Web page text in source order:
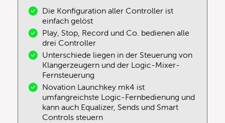
Die Konfiguration aller Controller ist
einfach gelöst
Play, Stop, Record und Co. bedienen alle
drei Controller
Unterschiede liegen in der Steuerung von
Klangerzeugern und der Logic-Mixer-
Fernsteuerung
Novation Launchkey mk4 ist
umfangreichste Logic-Fernbedienung und
kann auch Equalizer, Sends und Smart
Controls steuern